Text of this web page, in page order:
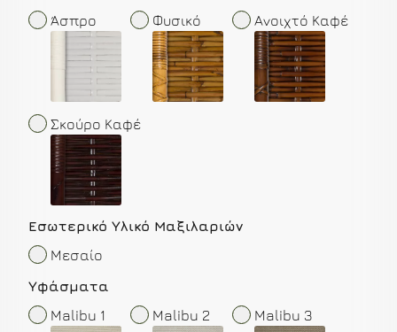
Άσπρο
Φυσικό Ανοιχτό Καφέ
Σκούρο Καφέ
Εσωτερικό Υλικό Μαξιλαριών
Μεσαίο
Yφάσματα
Malibu 1
Malibu 2 Malibu 3